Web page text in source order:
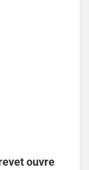
ouvre